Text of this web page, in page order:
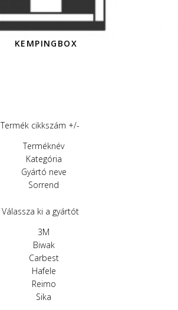
KEMPINGBOX
Termék cikkszám +/-
Terméknév
Kategória
Gyártó neve
Sorrend
Válassza ki a gyártót
3M
Biwak
Carbest
Hafele
Reimo
Sika